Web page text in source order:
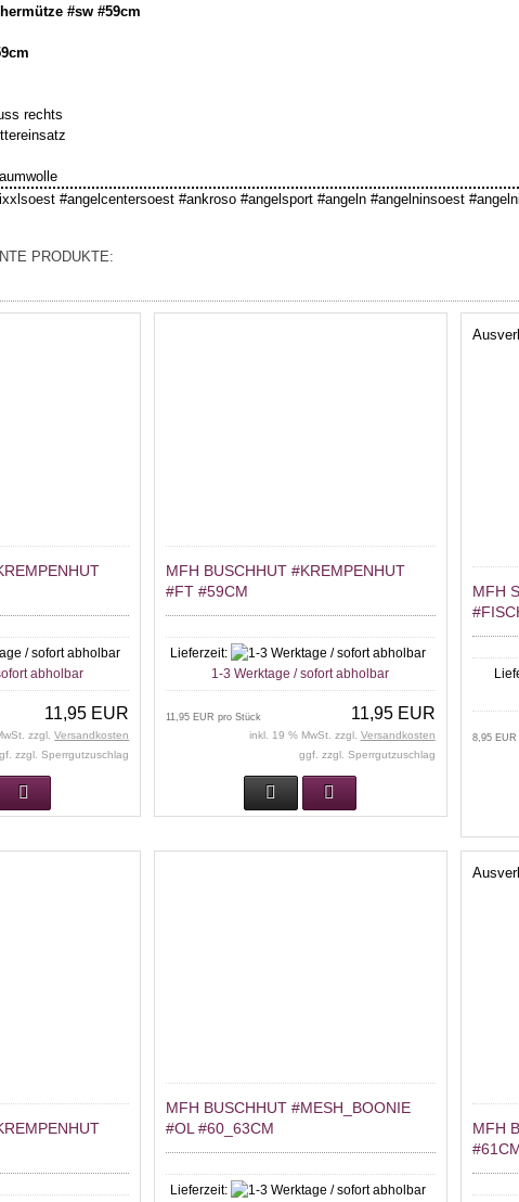
#sw #59cm
rechts
#angelcentersoest #ankroso #angelsport #angeln #angelninsoest
PRODUKTE:
abholbar
11,95 EUR
zzgl.Versandkosten
zzgl. Sperrgutzuschlag
MFH BUSCHHUT #KREMPENHUT
#FT #59CM
Lieferzeit:
1-3 Werktage / sofort abholbar
11,95 EUR
11,95 EUR pro Stück
inkl. 19 % MwSt. zzgl. Versandkosten
ggf. zzgl. Sperrgutzuschlag
MFH
8,95 EUR
MFH BUSCHHUT #MESH_BOONIE
#OL #60_63CM
Lieferzeit:
MFH